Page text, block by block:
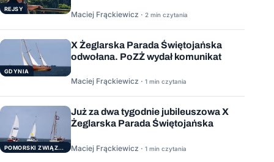
REJSY
Maciej Frąckiewicz · 2 min czytania
GDYNIA
X Żeglarska Parada Świętojańska
odwołana. PoZŻ wydał komunikat
Maciej Frąckiewicz · 1 min czytania
POMORSKI ZWIĄZEK ŻEGLARSKI
Już za dwa tygodnie jubileuszowa X
Żeglarska Parada Świętojańska
Maciej Frąckiewicz · 1 min czytania